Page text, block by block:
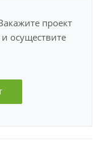
проект
осуществите